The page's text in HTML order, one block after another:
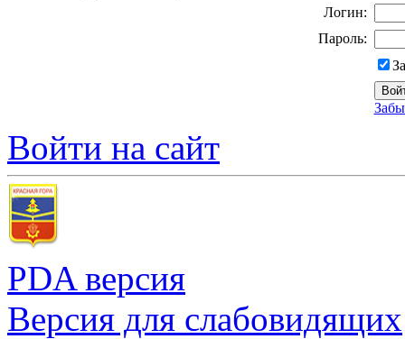
Логин:
Пароль:
Войти на сайт
PDA версия
Версия для слабовидящих